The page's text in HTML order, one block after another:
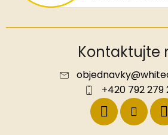
Kontaktujte
objednavky@
+420 792 279